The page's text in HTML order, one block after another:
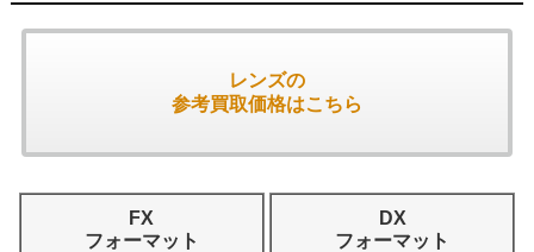
レンズの
参考買取価格はこちら
FX
フォーマット
DX
フォーマット